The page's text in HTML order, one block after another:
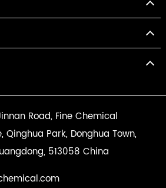
Road, Fine Chemical
Qinghua Park, Donghua Town,
513058 China